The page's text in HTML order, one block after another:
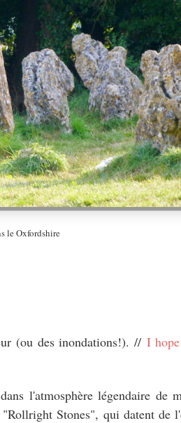
le Oxfordshire
(ou des inondations!). // I
l'atmosphère légendaire de
Stones", qui datent de